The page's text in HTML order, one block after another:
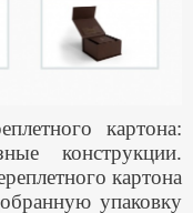
картона:
конструкции.
картона
упаковку